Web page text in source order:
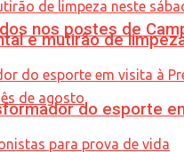
nos postes de
e mutirão de
do esporte